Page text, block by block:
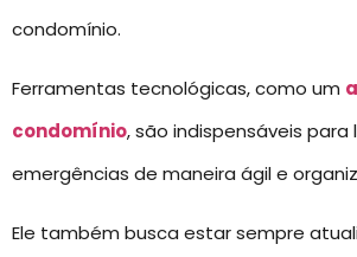
condomínio.
Ferramentas tecnológicas, como um
condomínio, são indispensáveis para
emergências de maneira ágil e
Ele também busca estar sempre